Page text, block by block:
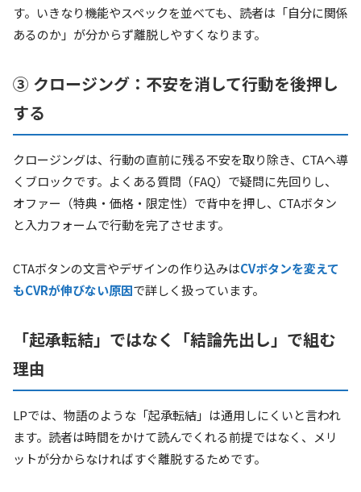
す。いきなり機能やスペックを並べても、読者は「自分に関係
あるのか」が分からず離脱しやすくなります。
③ クロージング：不安を消して行動を後押し
する
クロージングは、行動の直前に残る不安を取り除き、CTAへ導
くブロックです。よくある質問（FAQ）で疑問に先回りし、
オファー（特典・価格・限定性）で背中を押し、CTAボタン
と入力フォームで行動を完了させます。
CTAボタンの文言やデザインの作り込みはCVボタンを変えて
もCVRが伸びない原因で詳しく扱っています。
「起承転結」ではなく「結論先出し」で組む
理由
LPでは、物語のような「起承転結」は通用しにくいと言われ
ます。読者は時間をかけて読んでくれる前提ではなく、メリ
ットが分からなければすぐ離脱するためです。